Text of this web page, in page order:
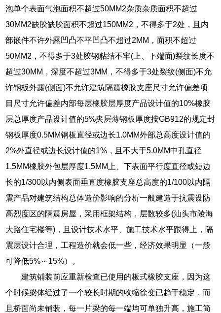
泡单个表面气泡面积不超过50MM2杂质杂质面积不超过
30MM2缺胶缺胶面积不超过150MM2，不得多于2处，且内
部嵌件不许外露凹凸不平凹凸不超过2MM，面积不超过
50MM2，不得多于3处胶钢粘结不牢(上、下端面)裂纹长度不
超过30MM，深度不超过3MM，不得多于3处裂纹(侧面)不允
许钢板外露(侧面)不允许建筑隔震橡胶支座尺寸允许偏差项
目尺寸允许偏差内部每层橡胶层厚度产品设计值的10%橡胶
层总厚度产品设计值的5%夹层薄钢板厚度按GB912的规定封
钢板厚度0.5MM钢板直径或边长1.0MM外部总高度设计值的
2%外直径或边长设计值的1%，且不大于5.0MM中孔直径
1.5MM橡胶外包层厚度1.5MM上、下表面平行度直径或短边
长的1/300以内侧表面垂直度橡胶支座总高度的1/100以内隔
震产品对建筑结构总体造价影响的分析一般建造于抗震设防
高烈度区的隔震房屋，采用框架结构，层数较多(汕头市陵海
大路住宅楼等)，且设计技术水平、施工技术水平跟得上，隔
震层设计合理，工程造价就会低一些，经济效果明显（一般
可降低5%～15%）。
建筑铺装前应重新检查已使用的板式橡胶支座，因为这
个时候梁体经过了一个较长时期的收缩徐变已趋于稳定，而
且桥面尚未铺装，每一片梁的每一端均可单独升高，施工简